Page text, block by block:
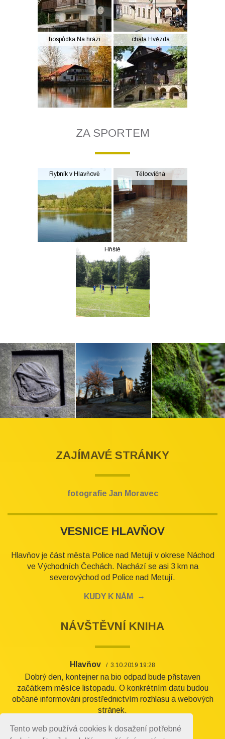
Tento web používá cookies k dosažení potřebné
hospůdka Na hrázi chata Hvězda
ZA SPORTEM
Rybník v Hlavňově Tělocvična
Hřiště
ZAJÍMAVÉ STRÁNKY
fotografie Jan Moravec
VESNICE HLAVŇOV
Hlavňov je část města Police nad Metují v okrese Náchod
ve Východních Čechách. Nachází se asi 3 km na
severovýchod od Police nad Metují.
KUDY K NÁM
NÁVŠTĚVNÍ KNIHA
Hlavňov 3.10.2019 19:28
Dobrý den, kontejner na bio odpad bude přistaven
začátkem měsíce listopadu. O konkrétním datu budou
občané informováni prostřednictvím rozhlasu a webových
stránek.
DALŠÍ PŘÍSPĚVKY